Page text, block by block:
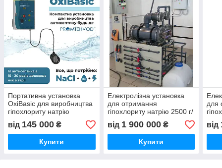
Портативна установка
OxiBasic для виробництва
гіпохлориту натрію
від 145 000 ₴
Купити
Електролізна установка
для отримання
гіпохлориту натрію 2500 г/
год
від 1 900 000₴
Купити
для
год
від